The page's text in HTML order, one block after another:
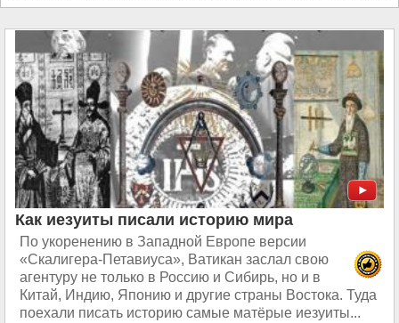
Как иезуиты писали историю мира
По укоренению в Западной Европе версии
«Скалигера-Петавиуса», Ватикан заслал свою
агентуру не только в Россию и Сибирь, но и в
Китай, Индию, Японию и другие страны Востока. Туда
поехали писать историю самые матёрые иезуиты...